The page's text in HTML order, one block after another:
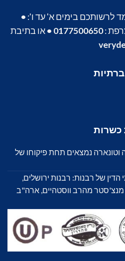
לרשותכם בימים א' עד ו': •
:
0177500650
•או בתיבת
כשרות
וטונארה נמצאים תחת פיקוחו של
על ידי 4 בתי הדין של רבנות: רבנות ירושלים,
מהרב ווסטהיים, ארה"ב